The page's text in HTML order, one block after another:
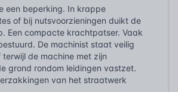
een beperking. In krappe
of bij nutsvoorzieningen duikt de
Een compacte krachtpatser. Vaak
De machinist staat veilig
terwijl de machine met zijn
grond rondom leidingen vastzet.
van het straatwerk